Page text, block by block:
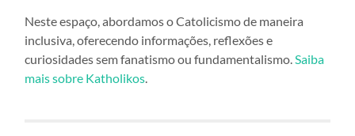
Neste espaço, abordamos o Catolicismo de maneira
inclusiva, oferecendo informações, reflexões e
curiosidades sem fanatismo ou fundamentalismo.Saiba
mais sobre Katholikos.